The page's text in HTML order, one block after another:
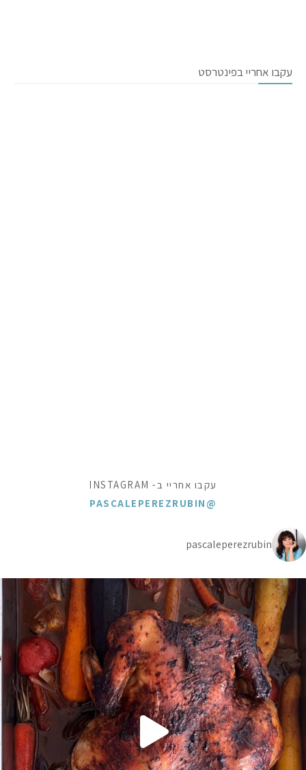
עקבו אחריי בפינטרסט
עקבו אחריי ב- INSTAGRAM
@PASCALEPEREZRUBIN
pascaleperezrubin